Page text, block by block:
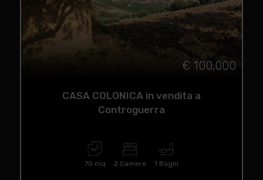
€ 100.000
CASA COLONICA in vendita a
Controguerra
70 mq 2 Camere 1 Bagni